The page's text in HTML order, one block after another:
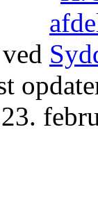
ved